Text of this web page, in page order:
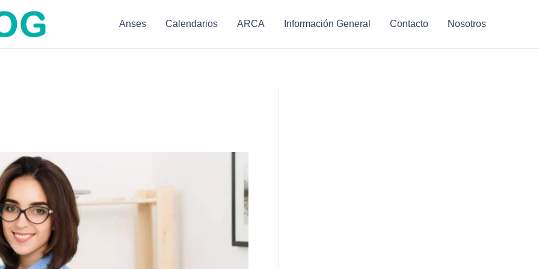
Anses Calendarios ARCA Información General Contacto Nosotros